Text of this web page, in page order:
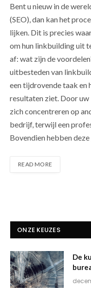
Bent u nieuw in de
(SEO), dan kan het
lijken. Dit is precies
om hun linkbuilding uit
af: wat zijn de
uitbesteden van
een tijdrovende taak en
resultaten ziet. Door
zich concentreren op
bedrijf, terwijl een
Bovendien hebben
READ MORE
ONZE KEUZES
De